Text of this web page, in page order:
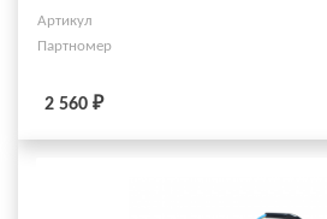
Артикул
Партномер
2 560 ₽